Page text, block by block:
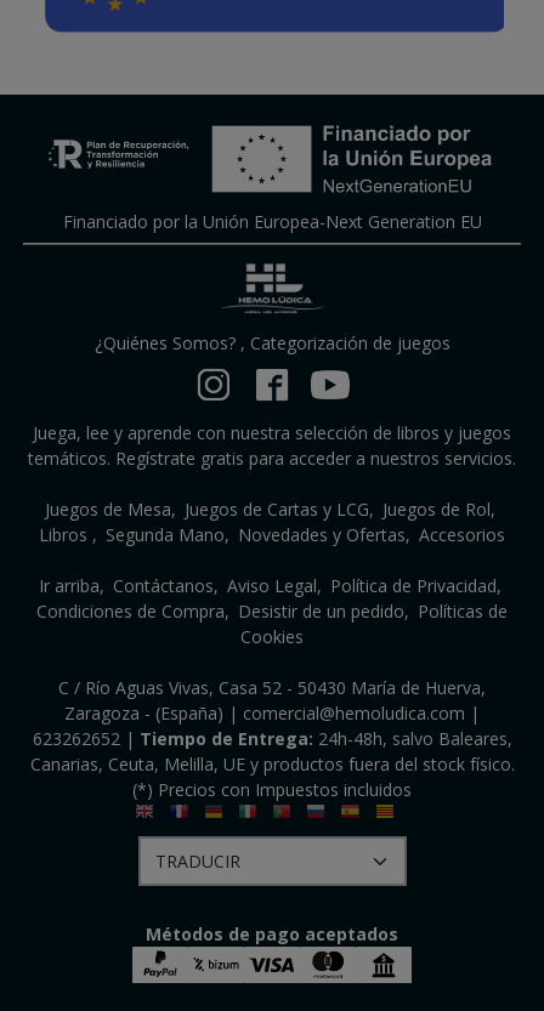
Financiado por la Unión Europea-Next Generation EU
¿Quiénes Somos?, Categorización de juegos
Juega, lee y aprende con nuestra selección de libros y juegos
temáticos. Regístrate gratis para acceder a nuestros servicios.
Juegos de Mesa Juegos de Cartas y LCG
Juegos de Rol
Libros
Segunda Mano Novedades y Ofertas Accesorios
Ir arriba Contáctanos Aviso Legal
Política de Privacidad
Condiciones de Compra
Desistir de un pedido
Políticas de
Cookies
C / Río Aguas Vivas, Casa 52 - 50430 María de Huerva,
Zaragoza - (España) | comercial@hemoludica.com |
623262652| Tiempo de Entrega: 24h-48h, salvo Baleares,
Canarias, Ceuta, Melilla, UE y productos fuera del stock físico.
(*) Precios con Impuestos incluidos
Métodos de pago aceptados